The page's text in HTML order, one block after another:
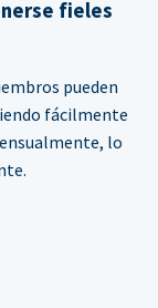
fieles
pueden
fácilmente
lo